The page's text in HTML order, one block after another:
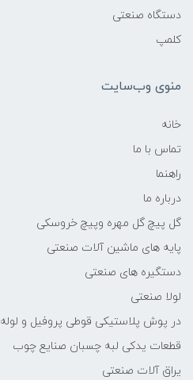
دستگاه صنعتی
کلمپ
منوی وب‌سایت
خانه
تماس با ما
راهنما
درباره ما
گل پیچ گل مهره وپیچ خروسکی
پایه های ماشین آلات صنعتی
دستگیره های صنعتی
لولا صنعتی
در پوش پلاستیکی قوطی پروفیل و لوله
قطعات یدکی لبه چسبان صنایع چوب
یراق آلات صنعتی